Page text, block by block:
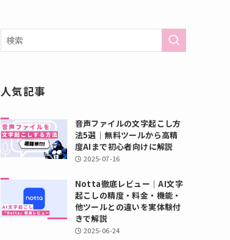
人気記事
音声ファイルの文字起こし方
法5選｜無料ツールから高精
度AIまで初心者向けに解説
2025-07-16
Notta徹底レビュー｜AI文字
起こしの精度・料金・機能・
他ツールとの違いを実体験付
きで解説
2025-06-24